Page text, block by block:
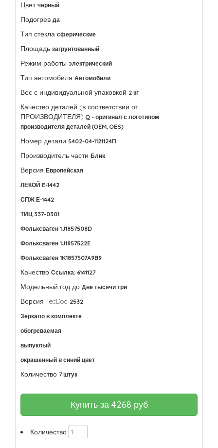
Цвет черный
Подогрев да
Тип стекла сферические
Площадь загрунтованный
Режим работы электрический
Тип автомобиля Автомобили
Вес с индивидуальной упаковкой 2 кг
Качество деталей (в соответствии от
ПРОИЗВОДИТЕЛЯ) Q - оригинал с логотипом
производителя деталей (OEM, OES)
Номер детали 5402-04-1121124П
Производитель части Блик
Версия Европейская
ЛЕКОЙ E-1442
СПЖ Е-1442
ТИЦ 337-0301
Фольксваген 1J1857508D
Фольксваген 1J1857522E
Фольксваген 1K1857507A9B9
Качество Ссылка: 6141127
Модельный год до Две тысячи три
Версия TecDoc 2532
Зеркало в комплекте
обогреваемая
выпуклый
окрашенный в синий цвет
Количество 7 штук
Купить за 4268 руб
Количество